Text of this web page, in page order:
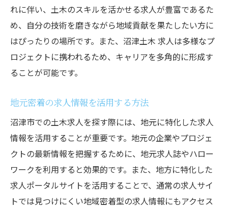
競合との差別化を図る応募戦略
地域貢献を目指すあなたへ沼津土木求人で未来
を築く
地域貢献が可能な土木求人の選び方
持続可能な社会を支えるプロジェクトに参
地元の発展に寄与するキャリアの魅力
地域社会における土木技術者の役割
持続可能な未来を支えるためのスキル
豊かな自然と都市機能で働く沼津土木求人に注
目
れに伴い、土木のスキルを活かせる求人が豊富であるた
め、自分の技術を磨きながら地域貢献を果たしたい方に
はぴったりの場所です。また、沼津土木 求人は多様なプ
ロジェクトに携われるため、キャリアを多角的に形成す
ることが可能です。
地元密着の求人情報を活用する方法
沼津市での土木求人を探す際には、地元に特化した求人
情報を活用することが重要です。地元の企業やプロジェ
クトの最新情報を把握するために、地元求人誌やハロー
ワークを利用すると効果的です。また、地方に特化した
求人ポータルサイトを活用することで、通常の求人サイ
トでは見つけにくい地域密着型の求人情報にもアクセス